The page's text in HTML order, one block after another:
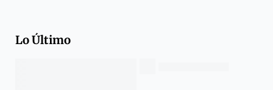
Lo Último